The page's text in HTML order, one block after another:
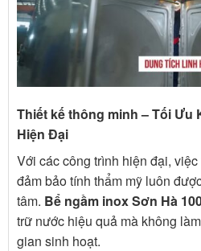
Thiết kế thông minh–Tối Ưu
Hiện Đại
Với các công trình hiện đại,
đảm bảo tính thẩm mỹ luôn
tâm. Bể ngầm inox Sơn Hà
trữ nước hiệu quả mà không
gian sinh hoạt.